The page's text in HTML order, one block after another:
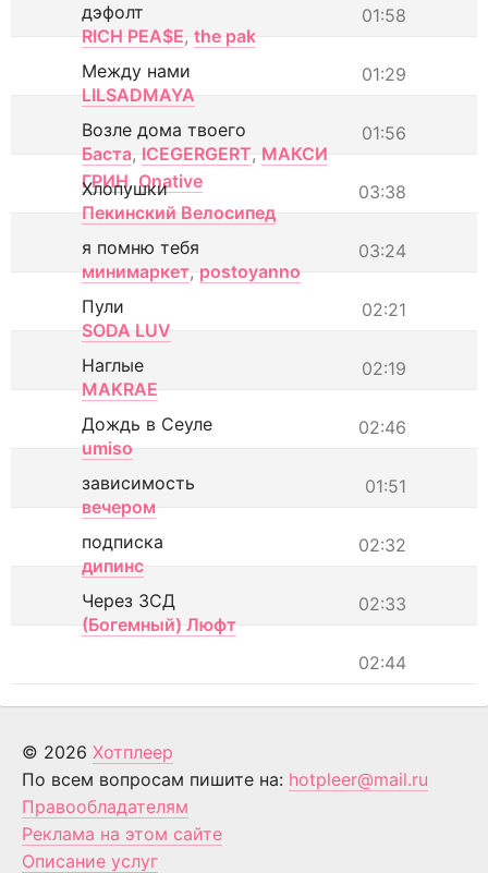
01:58
дэфолт
RICH PEA$E, the pak
01:29
Между нами
LILSADMAYA
01:56
Возле дома твоего
Баста, ICEGERGERT, МАКСИ
ГРИН, Onative 03:38
Хлопушки
Пекинский Велосипед
03:24
я помню тебя
минимаркет, postoyanno
02:21
Пули
SODA LUV
02:19
Наглые
MAKRAE
02:46
Дождь в Сеуле
umiso
01:51
зависимость
вечером
02:32
подписка
дипинс
02:33
Через ЗСД
(Богемный) Люфт
02:44
© 2026 Хотплеер
По всем вопросам пишите на: hotpleer@mail.ru
Правообладателям
Реклама на этом сайте
Описание услуг